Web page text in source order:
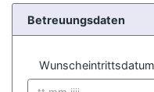
Betreuungsdaten
Wunscheintrittsdatum